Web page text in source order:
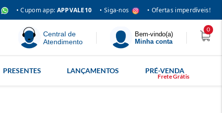
• Cupom app: APPVALE10 • Siga-nos • Ofertas imperdíveis!
Central de
Atendimento
Bem-vindo(a)
Minha conta
0
PRESENTES LANÇAMENTOS PRÉ-VENDA